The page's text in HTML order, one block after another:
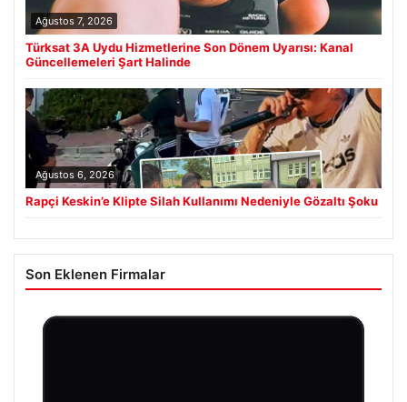
Ağustos 7, 2026
Türksat 3A Uydu Hizmetlerine Son Dönem Uyarısı: Kanal
Güncellemeleri Şart Halinde
Ağustos 6, 2026
Rapçi Keskin’e Klipte Silah Kullanımı Nedeniyle Gözaltı Şoku
Son Eklenen Firmalar